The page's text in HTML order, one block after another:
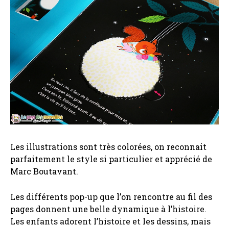
Les illustrations sont très colorées, on reconnait
parfaitement le style si particulier et apprécié de
Marc Boutavant.
Les différents pop-up que l’on rencontre au fil des
pages donnent une belle dynamique à l’histoire.
Les enfants adorent l’histoire et les dessins, mais